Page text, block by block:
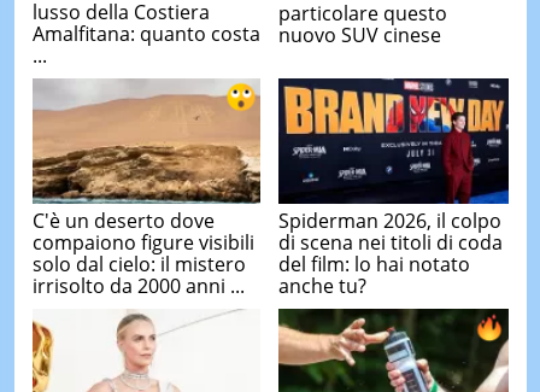
lusso della Costiera
Amalfitana: quanto costa
...
particolare questo
nuovo SUV cinese
C'è un deserto dove
compaiono figure visibili
solo dal cielo: il mistero
irrisolto da 2000 anni ...
Spiderman 2026, il colpo
di scena nei titoli di coda
del film: lo hai notato
anche tu?